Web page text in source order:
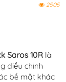
2505
Saros 10R là
điều chỉnh
bề mặt khác